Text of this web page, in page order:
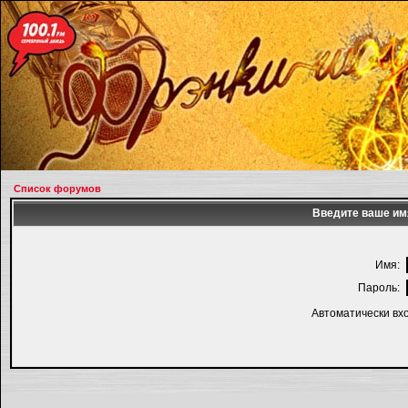
Список форумов
Введите ваше
Имя:
Пароль:
Автоматически